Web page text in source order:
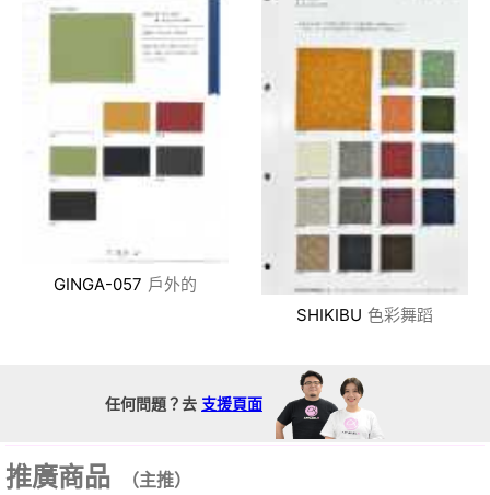
GINGA-057 戶外的
SHIKIBU 色彩舞蹈
任何問題？去 支援頁面
推廣商品 （主推）